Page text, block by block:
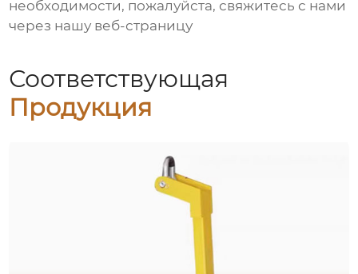
необходимости, пожалуйста, свяжитесь с нами
через нашу веб-страницу
Соответствующая
Продукция